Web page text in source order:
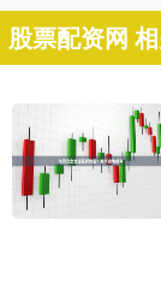
股票配资网